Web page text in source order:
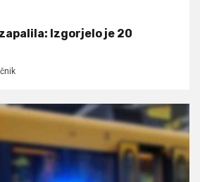
zapalila: Izgorjelo je 20